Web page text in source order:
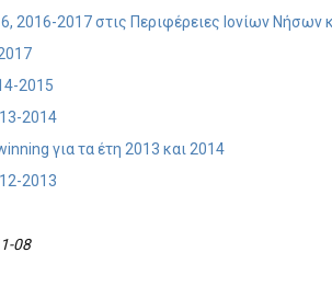
2017 στις Περιφέρειες Ιονίων Νήσων
2015
2014
για τα έτη 2013 και 2014
2013
08